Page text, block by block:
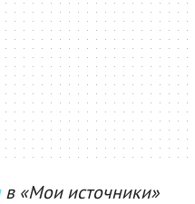
в «Мои источники»